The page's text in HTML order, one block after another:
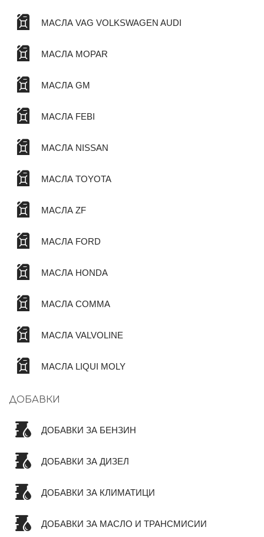
МАСЛА VAG VOLKSWAGEN AUDI
МАСЛА MOPAR
МАСЛА GM
МАСЛА FEBI
МАСЛА NISSAN
МАСЛА TOYOTA
МАСЛА ZF
МАСЛА FORD
МАСЛА HONDA
МАСЛА COMMA
МАСЛА VALVOLINE
МАСЛА LIQUI MOLY
ДОБАВКИ
ДОБАВКИ ЗА БЕНЗИН
ДОБАВКИ ЗА ДИЗЕЛ
ДОБАВКИ ЗА КЛИМАТИЦИ
ДОБАВКИ ЗА МАСЛО И ТРАНСМИСИИ